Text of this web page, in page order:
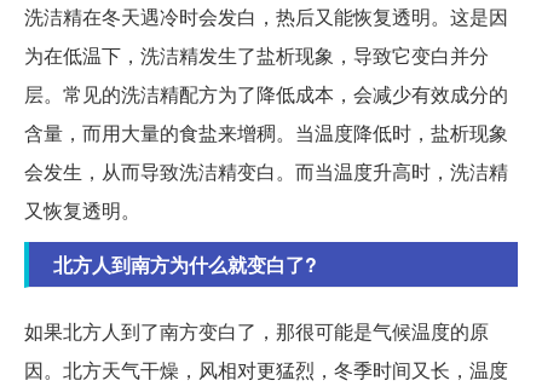
洗洁精在冬天遇冷时会发白，热后又能恢复透明。这是因
为在低温下，洗洁精发生了盐析现象，导致它变白并分
层。常见的洗洁精配方为了降低成本，会减少有效成分的
含量，而用大量的食盐来增稠。当温度降低时，盐析现象
会发生，从而导致洗洁精变白。而当温度升高时，洗洁精
又恢复透明。
北方人到南方为什么就变白了?
如果北方人到了南方变白了，那很可能是气候温度的原
因。北方天气干燥，风相对更猛烈，冬季时间又长，温度